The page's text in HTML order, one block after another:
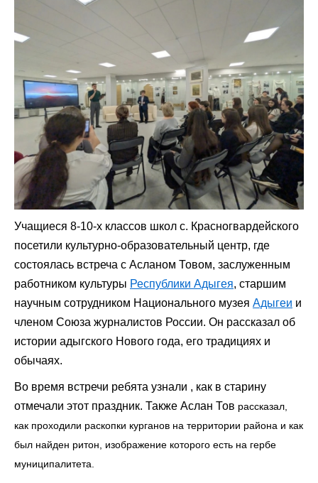
Учащиеся 8-10-х классов школ с. Красногвардейского
посетили культурно-образовательный центр, где
состоялась встреча с Асланом Товом, заслуженным
работником культуры Республики Адыгея, старшим
научным сотрудником Национального музея Адыгеи и
членом Союза журналистов России. Он рассказал об
истории адыгского Нового года, его традициях и
обычаях.
Во время встречи ребята узнали , как в старину
отмечали этот праздник. Также Аслан Тов рассказал,
как проходили раскопки курганов на территории района и как
был найден ритон, изображение которого есть на гербе
муниципалитета.